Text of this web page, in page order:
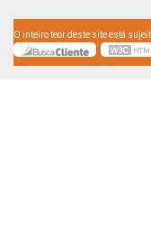
O inteiro teor deste site está